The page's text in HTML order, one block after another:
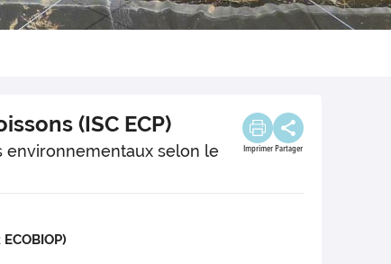
(ISC ECP)
environnementaux selon le
Imprimer Partager